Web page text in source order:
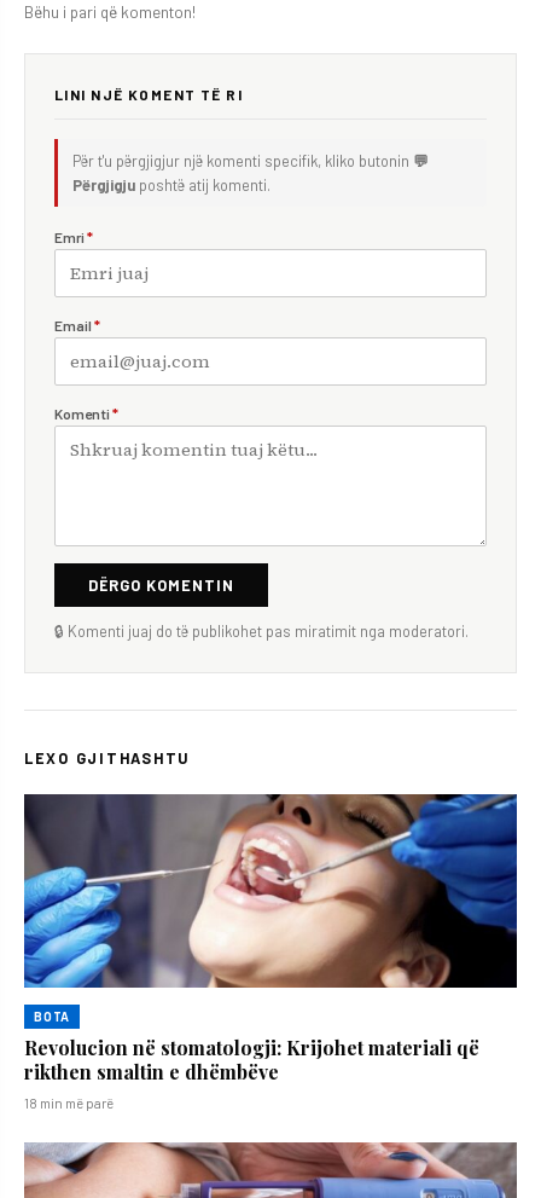
Bëhu i pari që komenton!
LINI NJË KOMENT TË RI
Për t'u përgjigjur një komenti specifik, kliko butonin 💬
Përgjigju poshtë atij komenti.
Emri *
Email *
Komenti *
DËRGO KOMENTIN
🔒 Komenti juaj do të publikohet pas miratimit nga moderatori.
LEXO GJITHASHTU
BOTA
Revolucion në stomatologji: Krijohet materiali që
rikthen smaltin e dhëmbëve
18 min më parë